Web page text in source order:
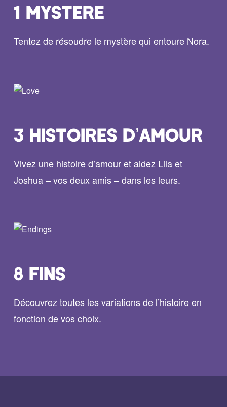
1 MYSTERE
Tentez de résoudre le mystère qui entoure Nora.
3 HISTOIRES D’AMOUR
Vivez une histoire d’amour et aidez Lila et
Joshua – vos deux amis – dans les leurs.
8 FINS
Découvrez toutes les variations de l’histoire en
fonction de vos choix.